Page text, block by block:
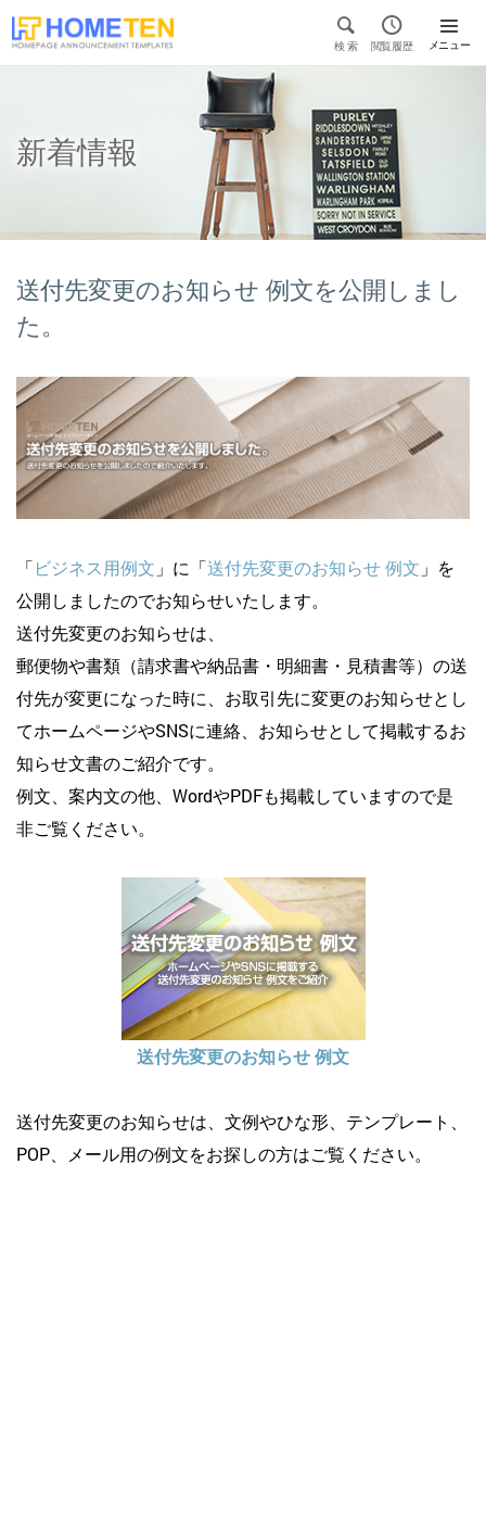

検 索

閲覧履歴 メニュー

新着情報
送付先変更のお知らせ 例文を公開しまし
た。
「ビジネス用例文 」に「送付先変更のお知らせ 例文 」を
公開しましたのでお知らせいたします。
送付先変更のお知らせは、
郵便物や書類（請求書や納品書・明細書・見積書等）の送
付先が変更になった時に、お取引先に変更のお知らせとし
てホームページやSNSに連絡、お知らせとして掲載するお
知らせ文書のご紹介です。
例文、案内文の他、WordやPDFも掲載していますので是
非ご覧ください。
送付先変更のお知らせ 例文
送付先変更のお知らせは、文例やひな形、テンプレート、
POP、メール用の例文をお探しの方はご覧ください。